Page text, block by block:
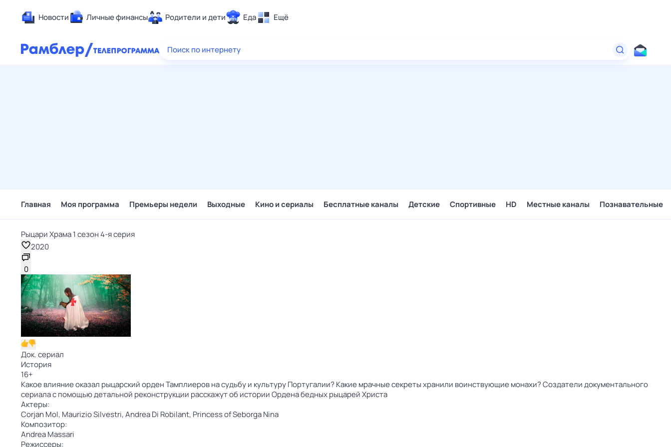
Новости Личные финансы Родители и дети Еда Ещё
Здоровье
Поиск по интернету
Главная Моя программа Премьеры недели Выходные Кино и сериалы Бесплатные каналы Детские Спортивные HD Местные каналы Познавательные
Рыцари Храма 1 сезон 4-я серия
2020
0
Док. сериал
История
16+
Какое влияние оказал рыцарский орден Тамплиеров на судьбу и культуру Португалии? Какие мрачные секреты хранили воинствующие монахи? Создатели документального
сериала с помощью детальной реконструкции расскажут об истории Ордена бедных рыцарей Христа
Актеры:
Corjan Mol, Maurizio Silvestri,Andrea Di Robilant, Princess of Seborga Nina
Композитор:
Andrea Massari
Режиссеры: